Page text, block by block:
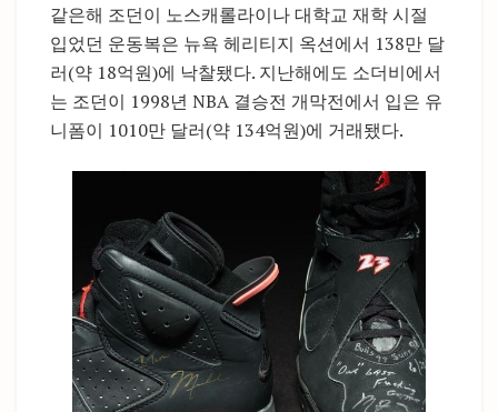
같은해 조던이 노스캐롤라이나 대학교 재학 시절
입었던 운동복은 뉴욕 헤리티지 옥션에서 138만 달
러(약 18억원)에 낙찰됐다. 지난해에도 소더비에서
는 조던이 1998년 NBA 결승전 개막전에서 입은 유
니폼이 1010만 달러(약 134억원)에 거래됐다.